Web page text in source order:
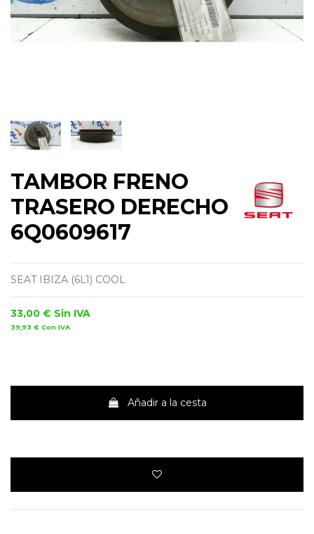
TAMBOR FRENO
TRASERO DERECHO
6Q0609617
SEAT IBIZA (6L1) COOL
33,00 € Sin IVA
39,93 € Con IVA
Añadir a la cesta